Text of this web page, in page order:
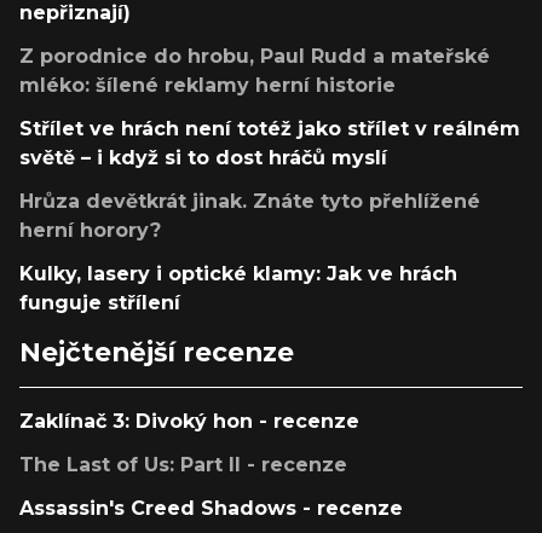
nepřiznají)
Z porodnice do hrobu, Paul Rudd a mateřské
mléko: šílené reklamy herní historie
Střílet ve hrách není totéž jako střílet v reálném
světě – i když si to dost hráčů myslí
Hrůza devětkrát jinak. Znáte tyto přehlížené
herní horory?
Kulky, lasery i optické klamy: Jak ve hrách
funguje střílení
Nejčtenější recenze
Zaklínač 3: Divoký hon - recenze
The Last of Us: Part II - recenze
Assassin's Creed Shadows - recenze